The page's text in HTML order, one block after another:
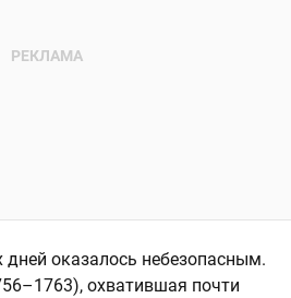
дней оказалось небезопасным.
охватившая почти